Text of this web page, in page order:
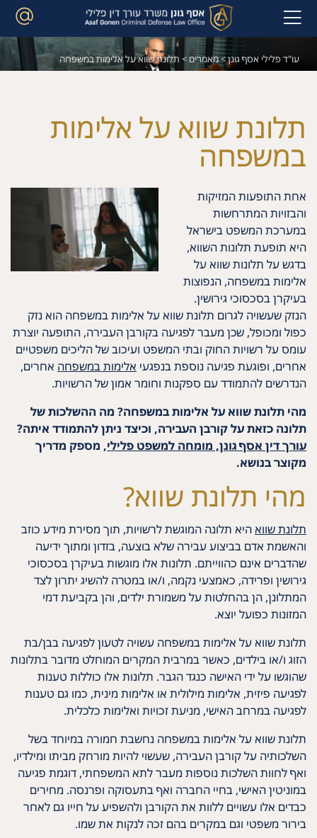
עו"ד פלילי אסף גונן>מאמרים> תלונת שווא על אלימות במשפחה
תלונת שווא על אלימות
במשפחה
אחת התופעות המזיקות
והבזויות המתרחשות
במערכת המשפט בישראל
היא תופעת תלונות השווא,
בדגש על תלונות שווא על
אלימות במשפחה, הנפוצות
בעיקרן בסכסוכי גירושין.
הנזק שעשויה לגרום תלונת שווא על אלימות במשפחה הוא נזק
כפול ומכופל, שכן מעבר לפגיעה בקורבן העבירה, התופעה יוצרת
עומס על רשויות החוק ובתי המשפט ועיכוב של הליכים משפטיים
אחרים, ופוגעת פגיעה נוספת בנפגעי אלימות במשפחה אחרים,
הנדרשים להתמודד עם ספקנות וחומר אמון של הרשויות.
מהי תלונת שווא על אלימות במשפחה? מה ההשלכות של
תלונה כזאת על קורבן העבירה, וכיצד ניתן להתמודד איתה?
עורך דין אסף גונן, מומחה למשפט פלילי, מספק מדריך
מקוצר בנושא.
מהי תלונת שווא?
תלונת שוואהיא תלונה המוגשת לרשויות, תוך מסירת מידע כוזב
והאשמת אדם בביצוע עבירה שלא בוצעה, בזדון ומתוך ידיעה
שהדברים אינם כהווייתם. תלונות אלו מוגשות בעיקרן בסכסוכי
גירושין ופרידה, כאמצעי נקמה, ו/או במטרה להשיג יתרון לצד
המתלונן, הן בהחלטות על משמורת ילדים, והן בקביעת דמי
המזונות כפועל יוצא.
תלונת שווא על אלימות במשפחה עשויה לטעון לפגיעה בבן/בת
הזוג ו/או בילדים, כאשר במרבית המקרים המוחלט מדובר בתלונות
שהוגשו על ידי האישה כנגד הגבר. תלונות אלו כוללות טענות
לפגיעה פיזית, אלימות מילולית או אלימות מינית, כמו גם טענות
לפגיעה במרחב האישי, מניעת זכויות ואלימות כלכלית.
תלונת שווא על אלימות במשפחה נחשבת חמורה במיוחד בשל
השלכותיה על קורבן העבירה, שעשוי להיות מורחק מביתו ומילדיו,
ואף לחוות השלכות נוספות מעבר לתא המשפחתי, דוגמת פגיעה
במוניטין האישי, בחיי החברה ואף בתעסוקה ופרנסה. מחירים
כבדים אלו עשויים ללוות את הקורבן ולהשפיע על חייו גם לאחר
בירור משפטי וגם במקרים בהם זכה לנקות את שמו.